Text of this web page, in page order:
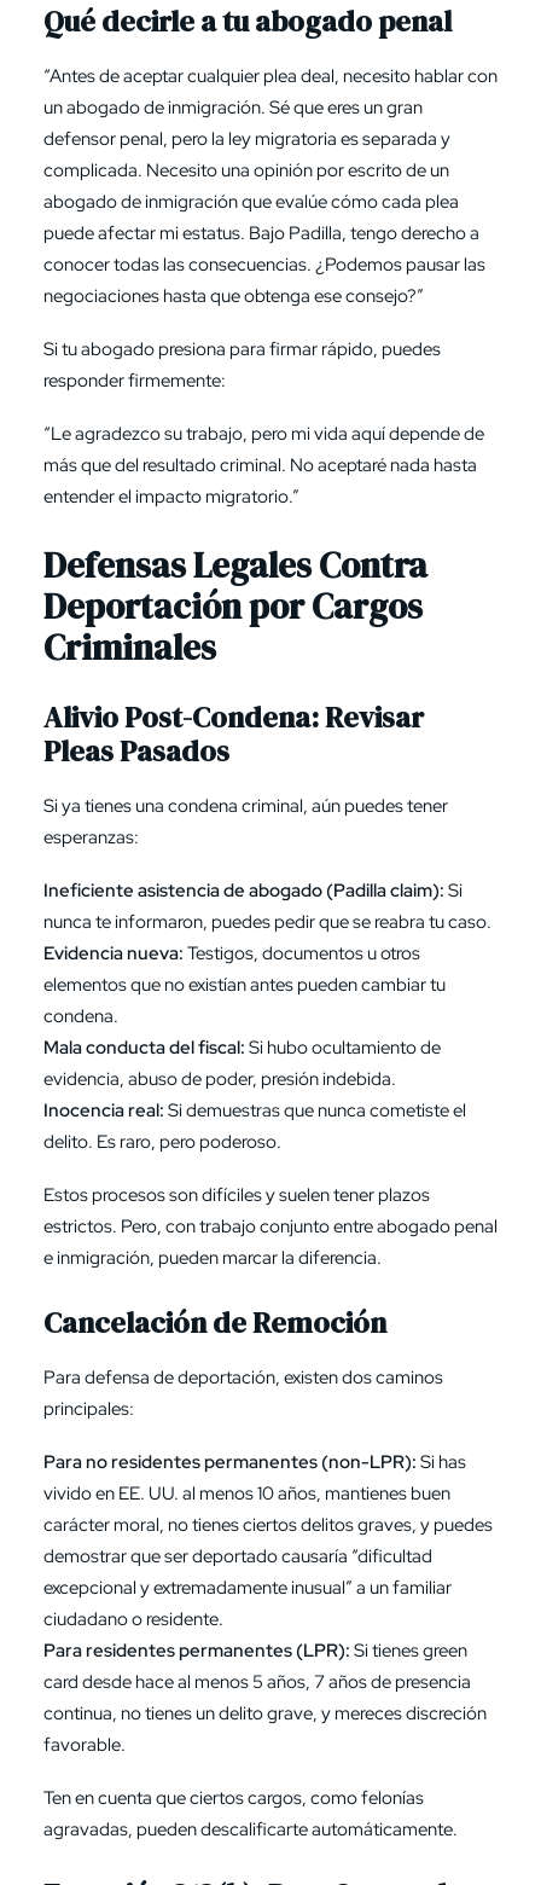
Qué decirle a tu abogado penal
“Antes de aceptar cualquier plea deal, necesito hablar con
un abogado de inmigración. Sé que eres un gran
defensor penal, pero la ley migratoria es separada y
complicada. Necesito una opinión por escrito de un
abogado de inmigración que evalúe cómo cada plea
puede afectar mi estatus. Bajo Padilla, tengo derecho a
conocer todas las consecuencias. ¿Podemos pausar las
negociaciones hasta que obtenga ese consejo?”
Si tu abogado presiona para firmar rápido, puedes
responder firmemente:
“Le agradezco su trabajo, pero mi vida aquí depende de
más que del resultado criminal. No aceptaré nada hasta
entender el impacto migratorio.”
Defensas Legales Contra
Deportación por Cargos
Criminales
Alivio Post-Condena: Revisar
Pleas Pasados
Si ya tienes una condena criminal, aún puedes tener
esperanzas:
Ineficiente asistencia de abogado (Padilla claim): Si
nunca te informaron, puedes pedir que se reabra tu caso.
Evidencia nueva: Testigos, documentos u otros
elementos que no existían antes pueden cambiar tu
condena.
Mala conducta del fiscal: Si hubo ocultamiento de
evidencia, abuso de poder, presión indebida.
Inocencia real: Si demuestras que nunca cometiste el
delito. Es raro, pero poderoso.
Estos procesos son difíciles y suelen tener plazos
estrictos. Pero, con trabajo conjunto entre abogado penal
e inmigración, pueden marcar la diferencia.
Cancelación de Remoción
Para defensa de deportación, existendos caminos
principales:
Para no residentes permanentes (non-LPR): Si has
vivido en EE. UU. al menos 10 años, mantienes buen
carácter moral, no tienes ciertos delitos graves, y puedes
demostrar que ser deportado causaría “dificultad
excepcional y extremadamente inusual” a un familiar
ciudadano o residente.
Para residentes permanentes (LPR): Si tienes green
card desde hace al menos 5 años, 7 años de presencia
continua, no tienes un delito grave, y mereces discreción
favorable.
Ten en cuenta que ciertos cargos, como felonías
agravadas, pueden descalificarte automáticamente.